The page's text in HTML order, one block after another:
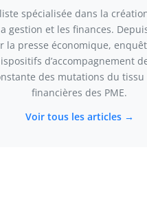
spécialisée dans la
gestion et les finances.
la presse économique,
d’accompagnement
des mutations du
financières des PME.
Voir tous les articles →